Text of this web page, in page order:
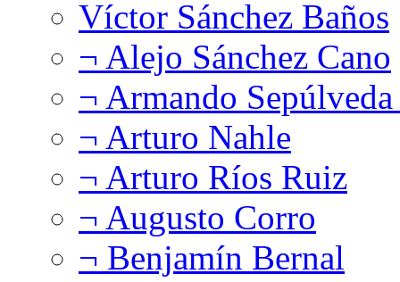
Víctor Sánchez Baños
¬ Alejo Sánchez Cano
¬ Armando
¬ Arturo Nahle
¬ Arturo Ríos Ruiz
¬ Augusto Corro
¬ Benjamín Bernal